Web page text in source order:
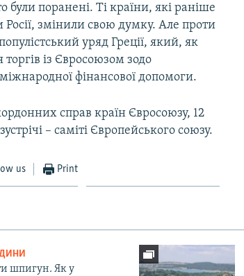
поранені. Ті країни, які раніше
змінили свою думку. Але проти
уряд Греції, який, як
із Євросоюзом зодо
фінансової допомоги.
справ країн Євросоюзу, 12
– саміті Європейського союзу.
us Print
шпигун. Як у